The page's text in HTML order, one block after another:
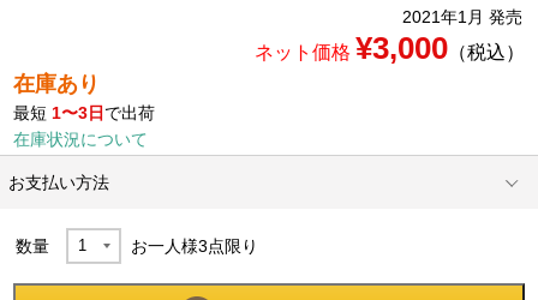
2021年1月 発売
ネット価格 ¥3,000（税込）
在庫あり
最短 1〜3日 で出荷
在庫状況について
お支払い方法
数量 お一人様3点限り